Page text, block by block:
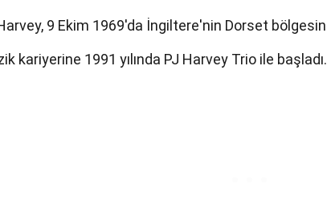
9 Ekim 1969'da İngiltere'nin Dorset
kariyerine 1991 yılında PJ Harvey Trio ile başladı.